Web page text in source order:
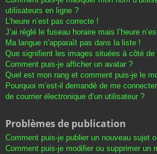
utilisateurs en ligne ?
L’heure n’est pas correcte !
J’ai réglé le fuseau horaire mais l’heure
Ma langue n’apparaît pas dans la liste !
Que signifient les images situées à côté de
Comment puis-je afficher un avatar ?
Quel est mon rang et comment puis-je le
Pourquoi m’est-il demandé de me
de courrier électronique d’un utilisateur ?
Problèmes de publication
Comment puis-je publier un nouveau sujet
Comment puis-je modifier ou supprimer un